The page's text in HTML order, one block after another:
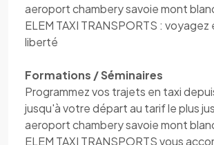
aeroport chambery savoie mont
ELEM TAXI TRANSPORTS :
liberté
Formations / Séminaires
Programmez vos trajets en taxi
jusqu'à votre départ au tarif le plus
aeroport chambery savoie mont
ELEM TAXI TRANSPORTS vous